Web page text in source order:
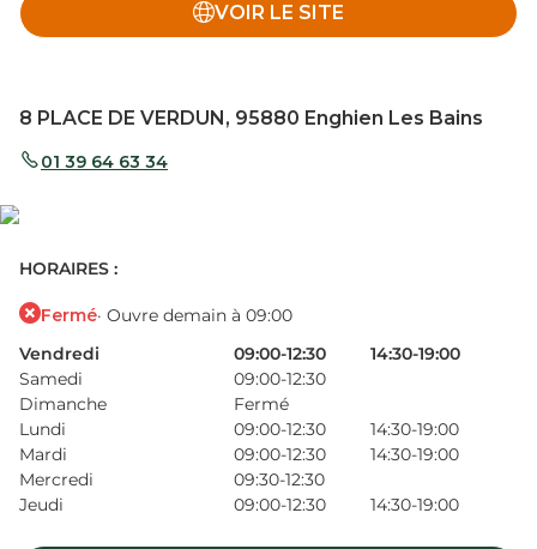
VOIR LE SITE
8 PLACE DE VERDUN, 95880 Enghien Les Bains
01 39 64 63 34
HORAIRES :
Fermé· Ouvre demain à 09:00
Vendredi
09:00-12:30
14:30-19:00
Samedi
09:00-12:30
Dimanche
Fermé
Lundi
09:00-12:30
14:30-19:00
Mardi
09:00-12:30
14:30-19:00
Mercredi
09:30-12:30
Jeudi
09:00-12:30 14:30-19:00